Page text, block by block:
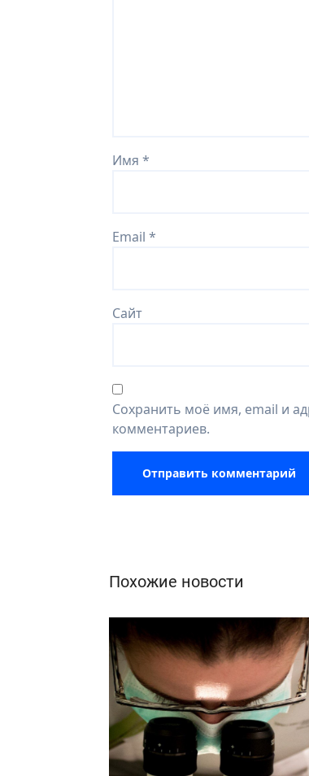
Имя *
Email *
Сайт
Сохранить моё имя, email и
комментариев.
Похожие новости